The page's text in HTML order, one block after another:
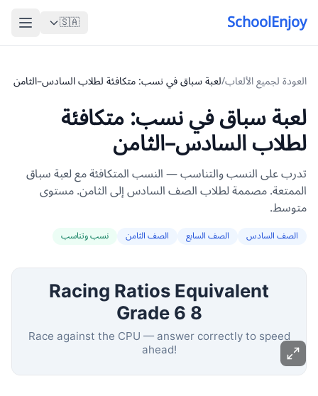
SchoolEnjoy
🇸🇦
العودة لجميع الألعاب/لعبة سباق في نسب: متكافئة لطلاب السادس–الثامن
لعبة سباق في نسب: متكافئة
لطلاب السادس–الثامن
تدرب على النسب والتناسب — النسب المتكافئة مع لعبة سباق
الممتعة. مصممة لطلاب الصف السادس إلى الثامن. مستوى
متوسط.
الصف السادس الصف السابع الصف الثامن نسب وتناسب